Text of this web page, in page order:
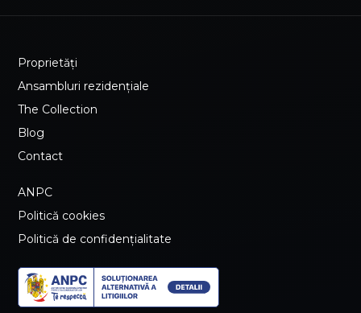
Proprietăți
Ansambluri rezidențiale
The Collection
Blog
Contact
ANPC
Politică cookies
Politică de confidențialitate